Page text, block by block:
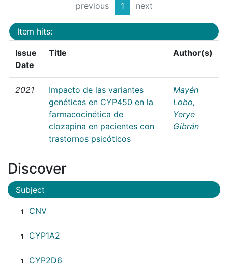
previous 1 next
Item hits:
Issue
Date
Title Author(s)
2021
Impacto de las variantes
genéticas en CYP450 en la
farmacocinética de
clozapina en pacientes con
trastornos psicóticos
Mayén
Lobo,
Yerye
Gibrán
Discover
Subject
1 CNV
1 CYP1A2
1 CYP2D6